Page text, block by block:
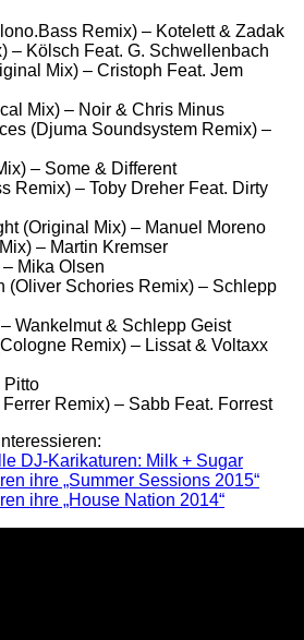
Remix) – Kotelett & Zadak
– Kölsch Feat. G. Schwellenbach
Mix) – Cristoph Feat. Jem
Mix) – Noir & Chris Minus
(Djuma Soundsystem Remix) –
– Some & Different
Remix) – Toby Dreher Feat. Dirty
(Original Mix) – Manuel Moreno
– Martin Kremser
Mika Olsen
(Oliver Schories Remix) – Schlepp
Wankelmut & Schlepp Geist
Remix) – Lissat & Voltaxx
Pitto
Remix) – Sabb Feat. Forrest
DJ-Karikaturen: Milk + Sugar
ihre „Summer Sessions 2015“
ihre „House Nation 2014“